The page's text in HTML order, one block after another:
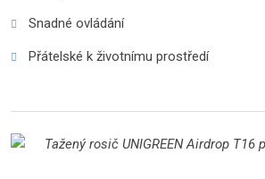
Snadné ovládání
Přátelské k životnímu prostředí